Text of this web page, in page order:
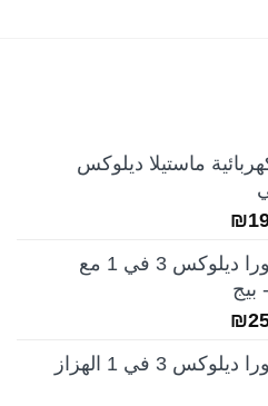
ماستيلا ديلوكس
₪
هو:
كرسي ماستيلا أورا ديلوكس 3 في 1 مع
₪
هو:
كرسي ماستيلا أورا ديلوكس 3 في 1 الهزاز